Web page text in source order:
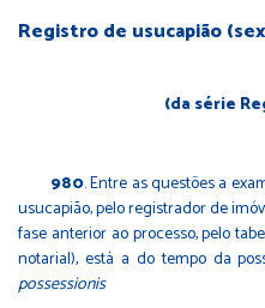
Registro de usucapião
(da série
980.Entre as questões a
usucapião, pelo registrador de
fase anterior ao processo, pelo
notarial), está a do tempo da
possessionis